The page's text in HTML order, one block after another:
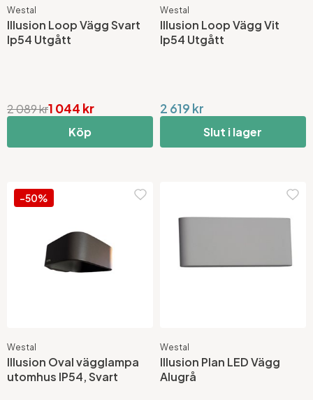
Westal
Illusion Loop Vägg Svart
Ip54 Utgått
1 044 kr
2 089 kr
Köp
Westal
Illusion Loop Vägg Vit
Ip54 Utgått
2 619 kr
Slut i lager
-50%
Westal
Illusion Oval vägglampa
utomhus IP54, Svart
Westal
Illusion Plan LED Vägg
Alugrå